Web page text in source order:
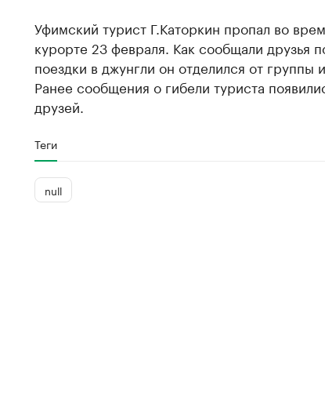
Уфимский турист Г.Каторкин пропал во
курорте 23 февраля. Как сообщали друзья
поездки в джунгли он отделился от группы
Ранее сообщения о гибели туриста
друзей.
Теги
null